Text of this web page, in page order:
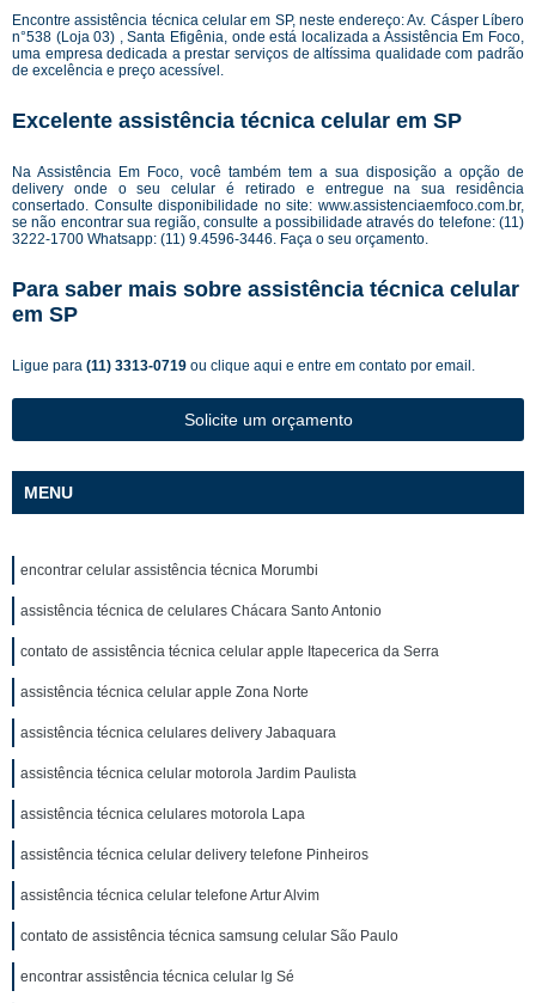
Encontre assistência técnica celular em SP, neste endereço: Av. Cásper Líbero
n°538 (Loja 03) , Santa Efigênia, onde está localizada a Assistência Em Foco,
uma empresa dedicada a prestar serviços de altíssima qualidade com padrão
de excelência e preço acessível.
Excelente assistência técnica celular em SP
Na Assistência Em Foco, você também tem a sua disposição a opção de
delivery onde o seu celular é retirado e entregue na sua residência
consertado. Consulte disponibilidade no site: www.assistenciaemfoco.com.br,
se não encontrar sua região, consulte a possibilidade através do telefone: (11)
3222-1700 Whatsapp: (11) 9.4596-3446. Faça o seu orçamento.
Para saber mais sobre assistência técnica celular
em SP
Ligue para (11) 3313-0719 ou clique aqui e entre em contato por email.
Solicite um orçamento
MENU
encontrar celular assistência técnica Morumbi
assistência técnica de celulares Chácara Santo Antonio
contato de assistência técnica celular apple Itapecerica da Serra
assistência técnica celular apple Zona Norte
assistência técnica celulares delivery Jabaquara
assistência técnica celular motorola Jardim Paulista
assistência técnica celulares motorola Lapa
assistência técnica celular delivery telefone Pinheiros
assistência técnica celular telefone Artur Alvim
contato de assistência técnica samsung celular São Paulo
encontrar assistência técnica celular lg Sé